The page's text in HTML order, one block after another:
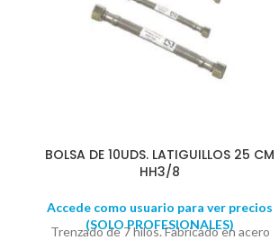
BOLSA DE 10UDS. LATIGUILLOS 25 CM
HH3/8
Accede como usuario para ver precios
(SOLO PROFESIONALES)
Trenzado de 7 hilos. Fabricado en acero